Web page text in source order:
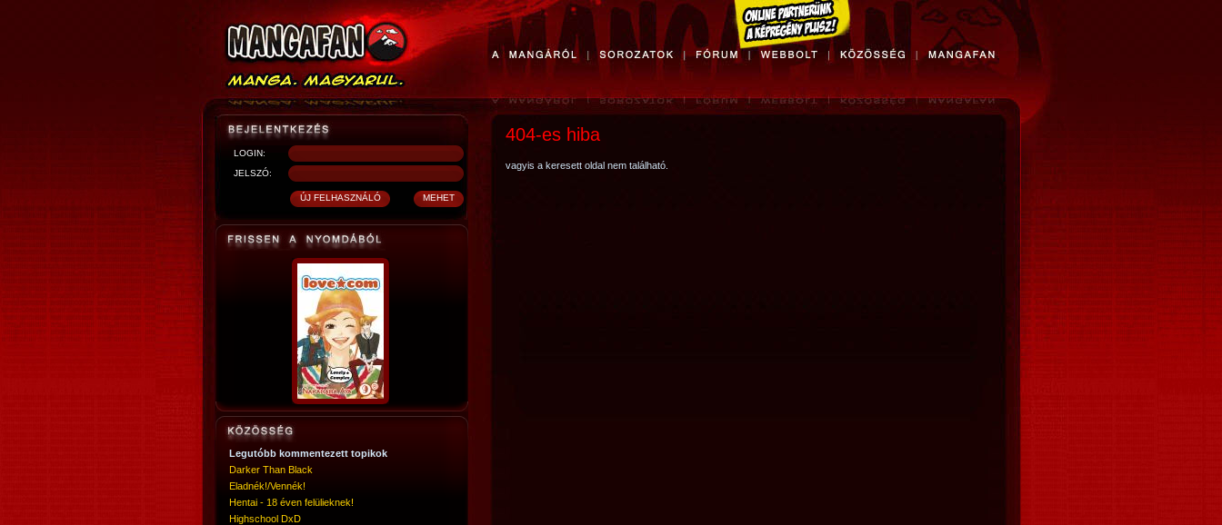
LOGIN:
JELSZÓ:
Legutóbb kommentezett topikok
Darker Than Black
Eladnék!/Vennék!
Hentai - 18 éven felülieknek!
Highschool DxD
404-es hiba
vagyis a keresett oldal nem található.